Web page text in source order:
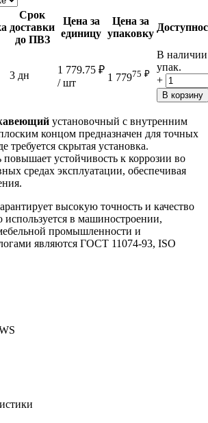
Срок
доставки
до ПВЗ
Цена за
единицу
Цена за
упаковку
3 дн 1 779.75 ₽
/ шт
1 77975 ₽
В
упак.
+
В корзину
установочный с внутренним
концом предназначен для точных
требуется скрытая установка.
устойчивость к коррозии во
средах эксплуатации, обеспечивая
высокую точность и качество
используется в машиностроении,
промышленности и
являются ГОСТ 11074-93, ISO